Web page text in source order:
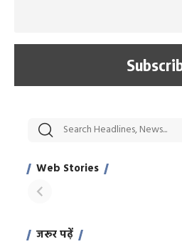
Web Stories
सट्टेबाजी में अरेस्ट हुए
साहिल खान
जरूर पढ़ें